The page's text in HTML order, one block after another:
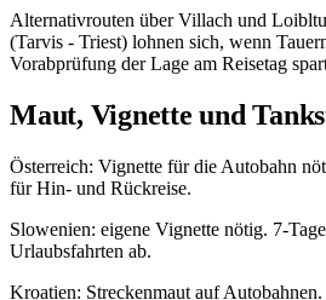
Alternativrouten über Villach und
(Tarvis - Triest) lohnen sich, wenn
Vorabprüfung der Lage am Reisetag
Maut, Vignette und
Österreich: Vignette für die Autobahn
für Hin- und Rückreise.
Slowenien: eigene Vignette nötig. 7-
Urlaubsfahrten ab.
Kroatien: Streckenmaut auf